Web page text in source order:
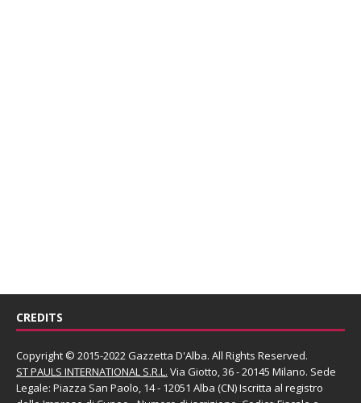
CREDITS
Copyright © 2015-2022 Gazzetta D'Alba. All Rights Reserved.
ST PAULS INTERNATIONAL S.R.L. Via Giotto, 36 - 20145 Milano. Sede
Legale: Piazza San Paolo, 14 - 12051 Alba (CN) Iscritta al registro